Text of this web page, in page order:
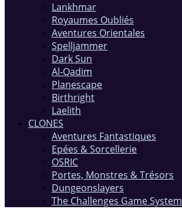
Lankhmar
Royaumes Oubliés
Aventures Orientales
Spelljammer
Dark Sun
Al-Qadim
Planescape
Birthright
Laelith
CLONES
Aventures Fantastiques
Epées & Sorcellerie
OSRIC
Portes, Monstres & Trésors
Dungeonslayers
The Challenges Game System